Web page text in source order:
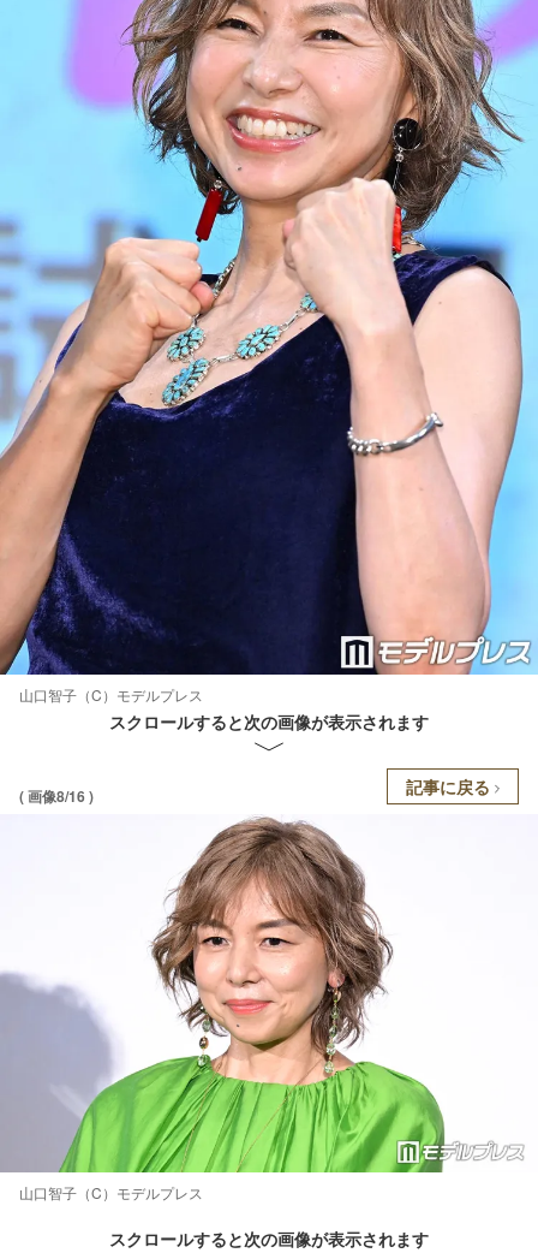
山口智子（C）モデルプレス
スクロールすると次の画像が表示されます
( 画像8/16 ) 記事に戻る
山口智子（C）モデルプレス
スクロールすると次の画像が表示されます